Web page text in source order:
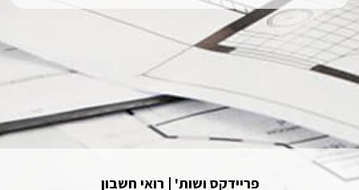
פריידקס ושות' | רואי חשבון